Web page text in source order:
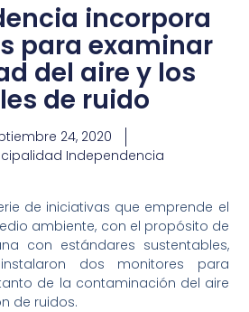
incorpora
para examinar
del aire y los
de ruido
24, 2020
Independencia
de iniciativas que emprende el
ambiente, con el propósito de
con estándares sustentables,
dos monitores para
de la contaminación del aire
de ruidos.